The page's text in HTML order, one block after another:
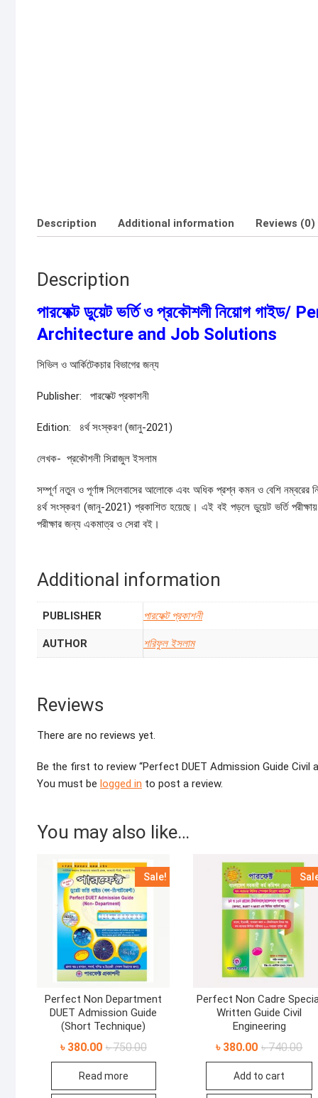
Description Additional information Reviews (0)
Description
পারফেক্ট ডুয়েট ভর্তি ও প্রকৌশলী নিয়োগ
Architecture and Job Solutions
সিভিল ও আর্কিটেকচার বিভাগের জন্য
Publisher: পারফেক্ট প্রকাশনী
Edition: ৪র্থ সংস্করণ (জানু-2021)
লেখক- প্রকৌশলী সিরাজুল ইসলাম
সম্পূর্ণ নতুন ও পূর্ণাঙ্গ সিলেবাসের আলোকে এবং অধিক প্রশ্ন কমন ও বেশি নম্বরের
৪র্থ সংস্করণ (জানু-2021) প্রকাশিত হয়েছে। এই বই পড়লে ডুয়েট ভর্তি
পরীক্ষার জন্য একমাত্র ও সেরা বই।
Additional information
PUBLISHER পারফেক্ট প্রকাশনী
AUTHOR শরিফুল ইসলাম
Reviews
There are no reviews yet.
Be the first to review “Perfect DUET Admission Guide Civil
You must be logged in to post a review.
You may also like…
Sale!
Perfect Non Department
DUET Admission Guide
(Short Technique)
৳750.00Original
৳ 380.00
Current
Read more
Perfect Non Cadre
Written Guide Civil
Engineering
৳740.00
৳ 380.00
Add to cart